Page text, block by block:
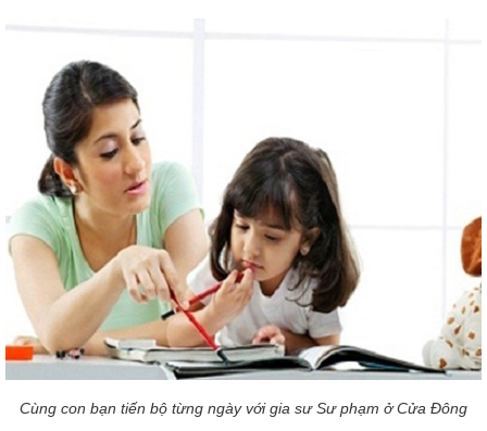
Cùng con bạn tiến bộ từng ngày với gia sư Sư phạm ở Cửa Đông